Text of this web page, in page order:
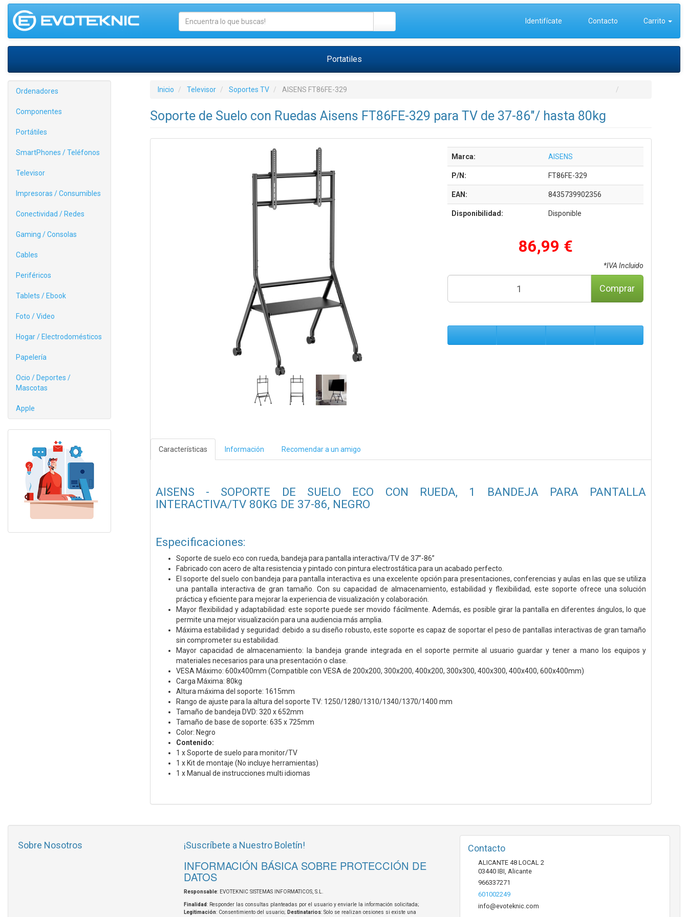
Identifícate Contacto Carrito
Portatiles
Ordenadores
Componentes
Portátiles
SmartPhones / Teléfonos
Televisor
Impresoras / Consumibles
Conectividad / Redes
Gaming / Consolas
Cables
Periféricos
Tablets / Ebook
Foto / Video
Hogar / Electrodomésticos
Papelería
Ocio / Deportes /
Mascotas
Apple
Inicio Televisor Soportes TV AISENS FT86FE-329
Soporte de Suelo con Ruedas Aisens FT86FE-329 para TV de 37-86"/ hasta 80kg
Marca: AISENS
P/N: FT86FE-329
EAN: 8435739902356
Disponibilidad: Disponible
86,99 €
*IVA Incluido
Comprar
Características Información Recomendar a un amigo
AISENS - SOPORTE DE SUELO ECO CON RUEDA, 1 BANDEJA PARA PANTALLA
INTERACTIVA/TV 80KG DE 37-86, NEGRO
Especificaciones:
Soporte de suelo eco con rueda, bandeja para pantalla interactiva/TV de 37”-86”
Fabricado con acero de alta resistencia y pintado con pintura electrostática para un acabado perfecto.
El soporte del suelo con bandeja para pantalla interactiva es una excelente opción para presentaciones, conferencias y aulas en las que se utiliza
una pantalla interactiva de gran tamaño. Con su capacidad de almacenamiento, estabilidad y flexibilidad, este soporte ofrece una solución
práctica y eficiente para mejorar la experiencia de visualización y colaboración.
Mayor flexibilidad y adaptabilidad: este soporte puede ser movido fácilmente. Además, es posible girar la pantalla en diferentes ángulos, lo que
permite una mejor visualización para una audiencia más amplia.
Máxima estabilidad y seguridad: debido a su diseño robusto, este soporte es capaz de soportar el peso de pantallas interactivas de gran tamaño
sin comprometer su estabilidad.
Mayor capacidad de almacenamiento: la bandeja grande integrada en el soporte permite al usuario guardar y tener a mano los equipos y
materiales necesarios para una presentación o clase.
VESA Máximo: 600x400mm (Compatible con VESA de 200x200, 300x200, 400x200, 300x300, 400x300, 400x400, 600x400mm)
Carga Máxima: 80kg
Altura máxima del soporte: 1615mm
Rango de ajuste para la altura del soporte TV: 1250/1280/1310/1340/1370/1400 mm
Tamaño de bandeja DVD: 320 x 652mm
Tamaño de base de soporte: 635 x 725mm
Color: Negro
Contenido:
1 x Soporte de suelo para monitor/TV
1 x Kit de montaje (No incluye herramientas)
1 x Manual de instrucciones multi idiomas
Sobre Nosotros ¡Suscríbete a Nuestro Boletín!
INFORMACIÓN BÁSICA SOBRE PROTECCIÓN DE
DATOS
Responsable: EVOTEKNIC SISTEMAS INFORMATICOS, S.L.
Finalidad: Responder las consultas planteadas por el usuario y enviarle la información solicitada;
Legitimación: Consentimiento del usuario; Destinatarios: Solo se realizan cesiones si existe una
Contacto
ALICANTE 48 LOCAL 2
03440 IBI, Alicante
966337271
601002249
info@evoteknic.com